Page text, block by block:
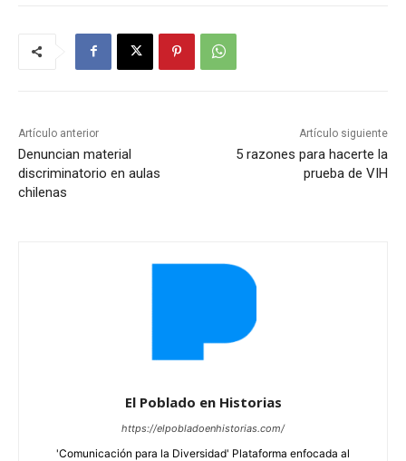
Artículo anterior
Denuncian material
discriminatorio en aulas
chilenas
Artículo siguiente
5 razones para hacerte la
prueba de VIH
El Poblado en Historias
https://elpobladoenhistorias.com/
'Comunicación para la Diversidad' Plataforma enfocada al